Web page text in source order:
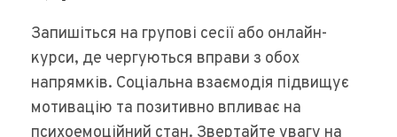
Запишіться на групові сесії або онлайн-
курси, де чергуються вправи з обох
напрямків. Соціальна взаємодія підвищує
мотивацію та позитивно впливає на